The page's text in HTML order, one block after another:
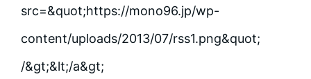
src=&quot;https://mono96.jp/wp-
content/uploads/2013/07/rss1.png&quot;
/&gt;&lt;/a&gt;